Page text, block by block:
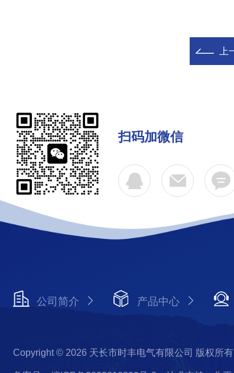
上
扫码加微信
公司简介 产品中心
Copyright © 2026 天长市时丰电气有限公司 版权所有